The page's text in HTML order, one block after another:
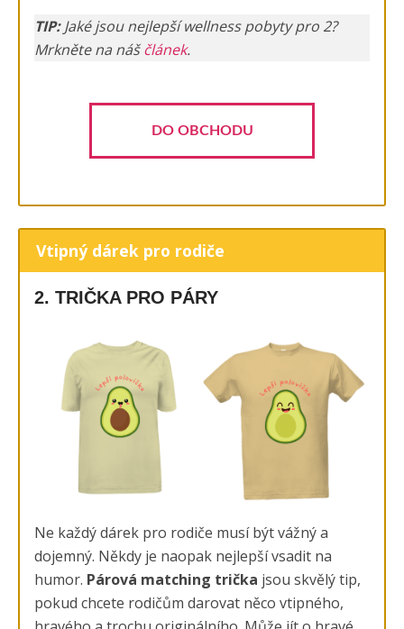
TIP:Jaké jsou nejlepší wellness pobyty pro 2?
Mrkněte na náščlánek.
DO OBCHODU
Vtipný dárek pro rodiče
2. TRIČKA PRO PÁRY
Ne každý dárek pro rodiče musí být vážný a
dojemný. Někdy je naopak nejlepší vsadit na
humor. Párová matching trička jsou skvělý tip,
pokud chcete rodičům darovat něco vtipného,